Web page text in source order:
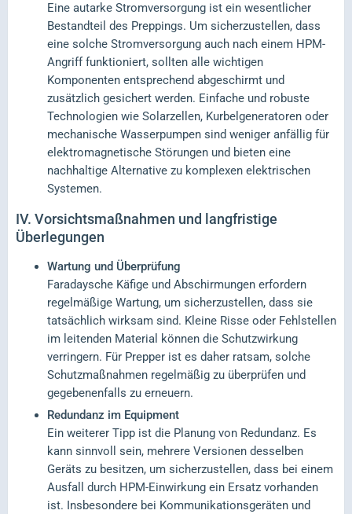
Eine autarke Stromversorgung ist ein wesentlicher
Bestandteil des Preppings. Um sicherzustellen, dass
eine solche Stromversorgung auch nach einem HPM-
Angriff funktioniert, sollten alle wichtigen
Komponenten entsprechend abgeschirmt und
zusätzlich gesichert werden. Einfache und robuste
Technologien wie Solarzellen, Kurbelgeneratoren oder
mechanische Wasserpumpen sind weniger anfällig für
elektromagnetische Störungen und bieten eine
nachhaltige Alternative zu komplexen elektrischen
Systemen.
IV. Vorsichtsmaßnahmen und langfristige
Überlegungen
Wartung und Überprüfung
Faradaysche Käfige und Abschirmungen erfordern
regelmäßige Wartung, um sicherzustellen, dass sie
tatsächlich wirksam sind. Kleine Risse oder Fehlstellen
im leitenden Material können die Schutzwirkung
verringern. Für Prepper ist es daher ratsam, solche
Schutzmaßnahmen regelmäßig zu überprüfen und
gegebenenfalls zu erneuern.
Redundanz im Equipment
Ein weiterer Tipp ist die Planung von Redundanz. Es
kann sinnvoll sein, mehrere Versionen desselben
Geräts zu besitzen, um sicherzustellen, dass bei einem
Ausfall durch HPM-Einwirkung ein Ersatz vorhanden
ist. Insbesondere bei Kommunikationsgeräten und